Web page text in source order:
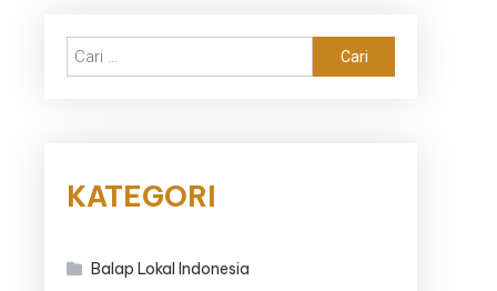
Cari
untuk:
KATEGORI
Balap Lokal Indonesia